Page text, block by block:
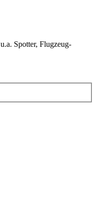
Spotter, Flugzeug-